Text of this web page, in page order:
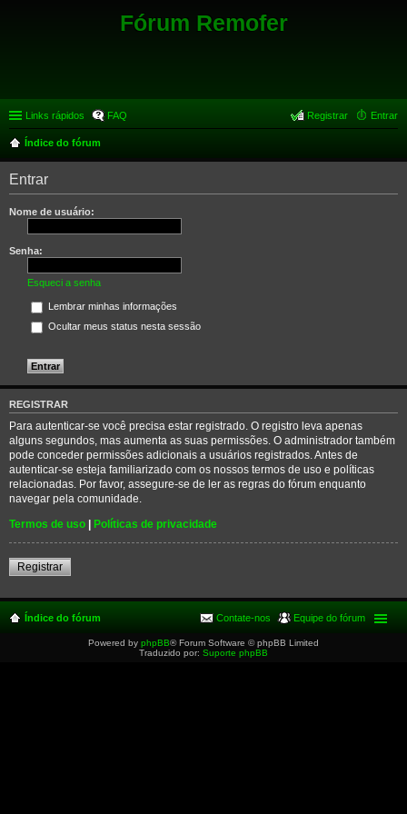
Fórum Remofer
Links rápidos FAQ Entrar
Registrar
Índice do fórum
Entrar
Nome de usuário:
Senha:
Esqueci a senha
Lembrar minhas informações
Ocultar meus status nesta sessão
REGISTRAR
Para autenticar-se você precisa estar registrado. O registro leva apenas
alguns segundos, mas aumenta as suas permissões. O administrador também
pode conceder permissões adicionais a usuários registrados. Antes de
autenticar-se esteja familiarizado com os nossos termos de uso e políticas
relacionadas. Por favor, assegure-se de ler as regras do fórum enquanto
navegar pela comunidade.
Termos de uso | Políticas de privacidade
Registrar
Índice do fórum Equipe do fórum
Contate-nos
Powered by phpBB® Forum Software © phpBB Limited
Traduzido por: Suporte phpBB